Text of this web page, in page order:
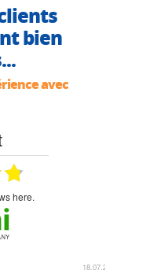
bien
avec
here.
18.07.2026